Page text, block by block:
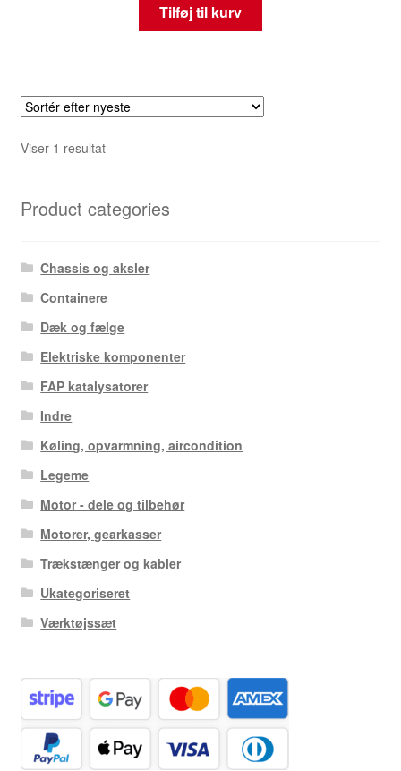
Tilføj til kurv
Viser 1 resultat
Product categories
Chassis og aksler
Containere
Dæk og fælge
Elektriske komponenter
FAP katalysatorer
Indre
Køling, opvarmning, aircondition
Legeme
Motor - dele og tilbehør
Motorer, gearkasser
Trækstænger og kabler
Ukategoriseret
Værktøjssæt